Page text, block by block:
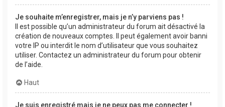
Je souhaite m’enregistrer, mais je n’y parviens pas !
Il est possible qu’un administrateur du forum ait désactivé la
création de nouveaux comptes. Il peut également avoir banni
votre IP ou interdit le nom d’utilisateur que vous souhaitez
utiliser. Contactez un administrateur du forum pour obtenir
de l’aide.
Haut
Je suis enregistré mais je ne peux pas me connecter !